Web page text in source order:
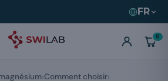
FR
0
Comment choisir